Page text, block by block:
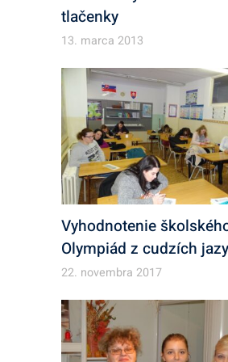
tlačenky
13. marca 2013
Vyhodnotenie
Olympiád z cudzích
22. novembra 2017